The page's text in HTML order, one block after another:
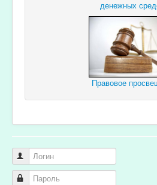
денежных
Правовое
Логин
Пароль